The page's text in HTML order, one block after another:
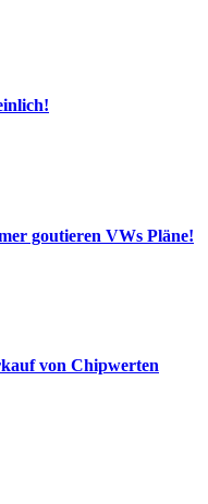
goutieren VWs Pläne!
von Chipwerten